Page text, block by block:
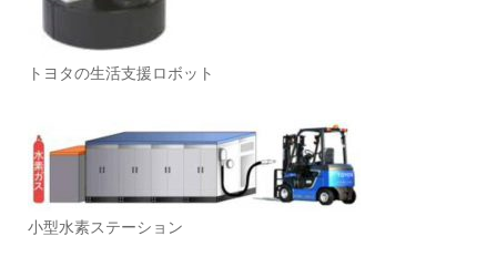
トヨタの生活支援ロボット
小型水素ステーション